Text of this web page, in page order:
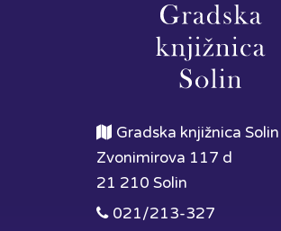
Gradska knjižnica Solin
Zvonimirova 117 d
21 210 Solin
021/213-327